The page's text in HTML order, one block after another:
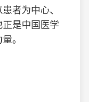
者为中心、
是中国医学
。